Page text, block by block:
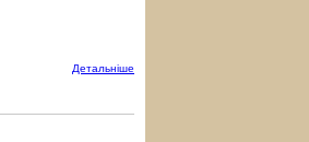
Детальнiше